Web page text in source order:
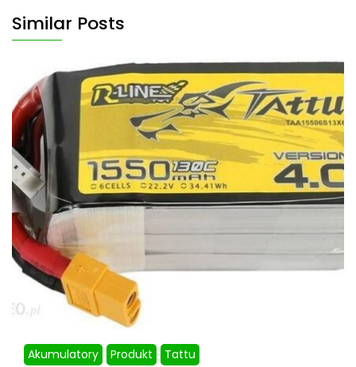
Similar Posts
Akumulatory Produkt Tattu